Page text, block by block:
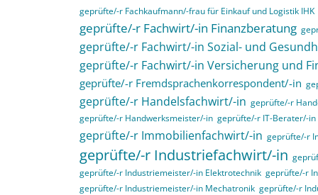
geprüfte/-r Fachkaufmann/-frau für Einkauf und Logistik IHK
geprüfte/-r Fachwirt/-in Finanzberatung
geprüfte/-r Fachwirt/-in Sozial- und
geprüfte/-r Fachwirt/-in Versicherung und
geprüfte/-r Fremdsprachenkorrespondent/-in
geprüfte/-r Handelsfachwirt/-in geprüfte/-r
geprüfte/-r Handwerksmeister/-in geprüfte/-r IT-Berater/-in
geprüfte/-r Immobilienfachwirt/-in geprüfte/-r
geprüfte/-r Industriefachwirt/-in
geprüfte/-r Industriemeister/-in Elektrotechnik geprüfte/-r
geprüfte/-r Industriemeister/-in Mechatronik geprüfte/-r